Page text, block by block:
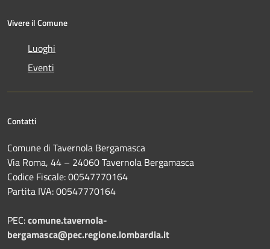
Vivere il Comune
Luoghi
Eventi
Contatti
Comune di Tavernola Bergamasca
Via Roma, 44 – 24060 Tavernola Bergamasca
Codice Fiscale: 00547770164
Partita IVA: 00547770164
PEC:comune.tavernola-
bergamasca@pec.regione.lombardia.it